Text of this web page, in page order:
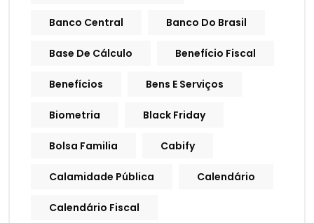
Banco Central Banco Do Brasil
Base De Cálculo Benefício Fiscal
Benefícios Bens E Serviços
Biometria Black Friday
Bolsa Familia Cabify
Calamidade Pública Calendário
Calendário Fiscal